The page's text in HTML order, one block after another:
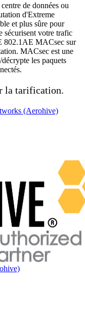
de données ou
d'Extreme
et plus sûre pour
sécurisent votre trafic
802.1AE MACsec sur
MACsec est une
les paquets
la tarification.
(Aerohive)